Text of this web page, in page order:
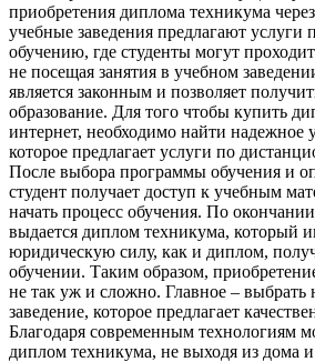
приобретения диплома техникума
учебные заведения предлагают услуги
обучению, где студенты могут
не посещая занятия в учебном
является законным и позволяет
образование. Для того чтобы купить
интернет, необходимо найти надежное
которое предлагает услуги по
После выбора программы обучения и
студент получает доступ к учебным
начать процесс обучения. По
выдается диплом техникума, который
юридическую силу, как и диплом,
обучении. Таким образом,
не так уж и сложно. Главное – выбрать
заведение, которое предлагает
Благодаря современным технологиям
диплом техникума, не выходя из дома